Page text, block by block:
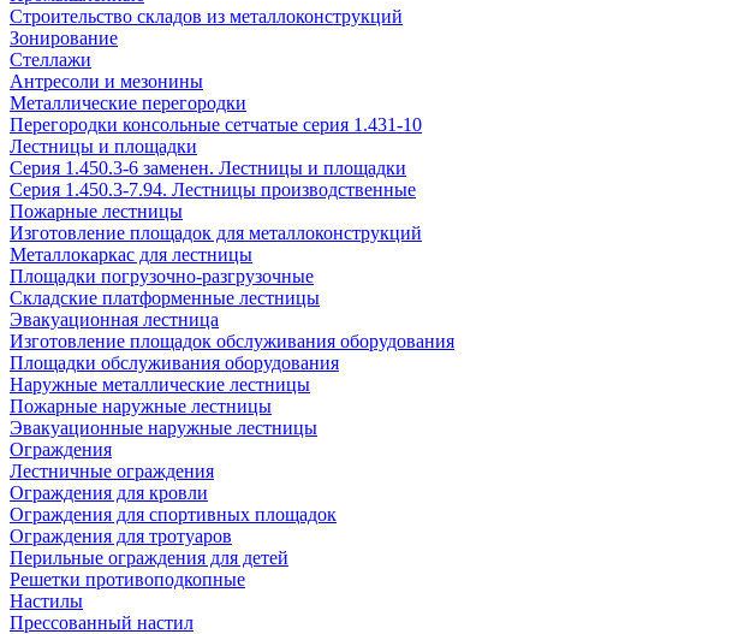
Строительство складов из металлоконструкций
Зонирование
Стеллажи
Антресоли и мезонины
Металлические перегородки
Перегородки консольные сетчатые серия 1.431-10
Лестницы и площадки
Серия 1.450.3-6 заменен. Лестницы и площадки
Серия 1.450.3-7.94. Лестницы производственные
Пожарные лестницы
Изготовление площадок для металлоконструкций
Металлокаркас для лестницы
Площадки погрузочно-разгрузочные
Складские платформенные лестницы
Эвакуационная лестница
Изготовление площадок обслуживания оборудования
Площадки обслуживания оборудования
Наружные металлические лестницы
Пожарные наружные лестницы
Эвакуационные наружные лестницы
Ограждения
Лестничные ограждения
Ограждения для кровли
Ограждения для спортивных площадок
Ограждения для тротуаров
Перильные ограждения для детей
Решетки противоподкопные
Настилы
Прессованный настил